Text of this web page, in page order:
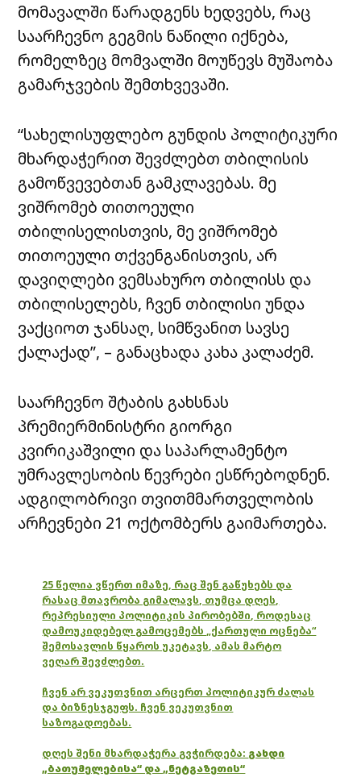
მომავალში წარადგენს ხედვებს, რაც
საარჩევნო გეგმის ნაწილი იქნება,
რომელზეც მომვალში მოუწევს მუშაობა
გამარჯვების შემთხვევაში.
“სახელისუფლებო გუნდის პოლიტიკური
მხარდაჭერით შევძლებთ თბილისის
გამოწვევებთან გამკლავებას. მე
ვიშრომებ თითოეული
თბილისელისთვის, მე ვიშრომებ
თითოეული თქვენგანისთვის, არ
დავიღლები ვემსახურო თბილისს და
თბილისელებს, ჩვენ თბილისი უნდა
ვაქციოთ ჯანსაღ, სიმწვანით სავსე
ქალაქად”, – განაცხადა კახა კალაძემ.
საარჩევნო შტაბის გახსნას
პრემიერმინისტრი გიორგი
კვირიკაშვილი და საპარლამენტო
უმრავლესობის წევრები ესწრებოდნენ.
ადგილობრივი თვითმმართველობის
არჩევნები 21 ოქტომბერს გაიმართება.
25 წელია ვწერთ იმაზე, რაც შენ გაწუხებს და
რასაც მთავრობა გიმალავს, თუმცა დღეს,
რეპრესიული პოლიტიკის პირობებში, როდესაც
დამოუკიდებელ გამოცემებს „ქართული ოცნება“
შემოსავლის წყაროს უკეტავს, ამას მარტო
ვეღარ შევძლებთ.
ჩვენ არ ვეკუთვნით არცერთ პოლიტიკურ ძალას
და ბიზნესჯგუფს. ჩვენ ვეკუთვნით
საზოგადოებას.
დღეს შენი მხარდაჭერა გვჭირდება: გახდი
„ბათუმელებისა“ და „ნეტგაზეთის“